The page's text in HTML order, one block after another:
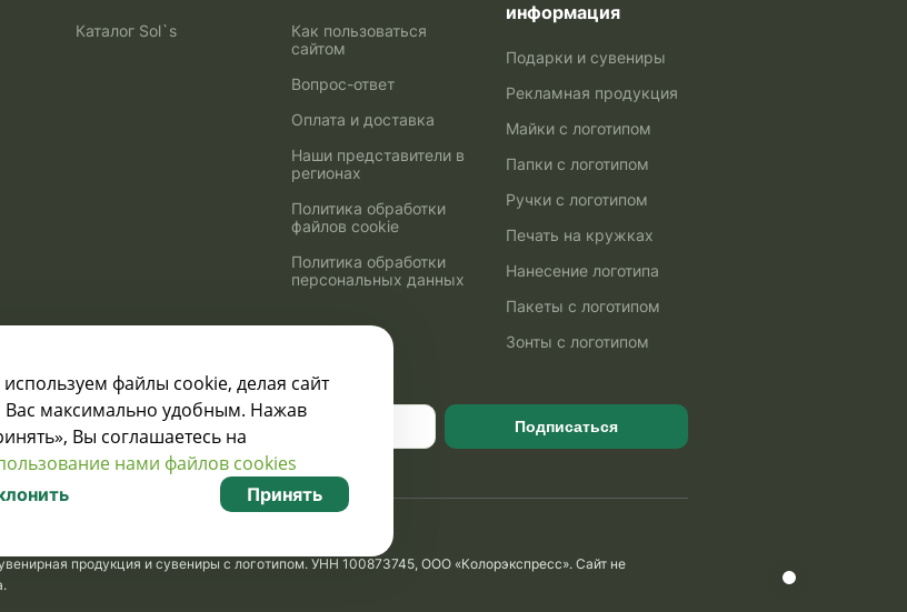
Каталог Sol`s
Как пользоваться
сайтом
Вопрос-ответ
Оплата и доставка
Наши представители в
регионах
Политика обработки
файлов cookie
Политика обработки
персональных данных
информация
Подарки и сувениры
Рекламная продукция
Майки с логотипом
Папки с логотипом
Ручки с логотипом
Печать на кружках
Нанесение логотипа
Пакеты с логотипом
Зонты с логотипом
Узнавайте о скидках
и акциях:
Подписаться
продукция и сувениры с логотипом. УНН 100873745, ООО «Колорэкспресс». Сайт не
файлы cookie, делая сайт
Вас максимально удобным. Нажав
Вы соглашаетесь на
нами файлов cookies
Принять